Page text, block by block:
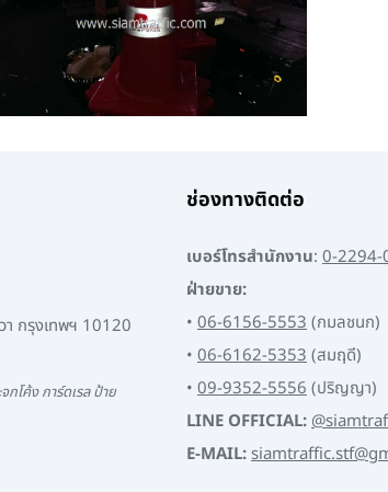
า กรุงเทพฯ 10120
โค้ง การ์ดเรล ป้าย
ช่องทางติดต่อ
เบอร์โทรสำนักงาน: 0-
ฝ่ายขาย:
• 06-6156-5553(กมลชนก)
• 06-6162-5353(สมฤดี)
• 09-9352-5556(ปริญญา)
LINE OFFICIAL:
E-MAIL: